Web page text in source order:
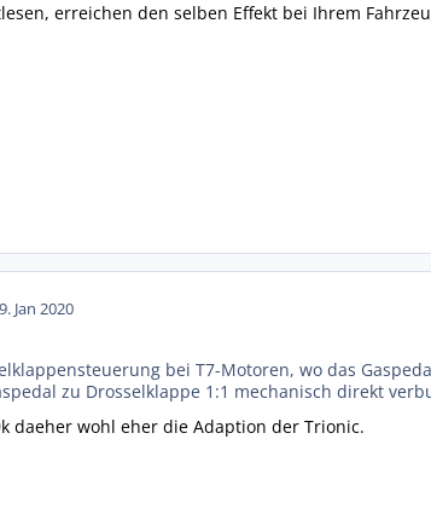
erreichen den selben Effekt bei Ihrem
Jan 2020
bei T7-Motoren, wo das
zu Drosselklappe 1:1 mechanisch direkt
daeher wohl eher die Adaption der Trionic.